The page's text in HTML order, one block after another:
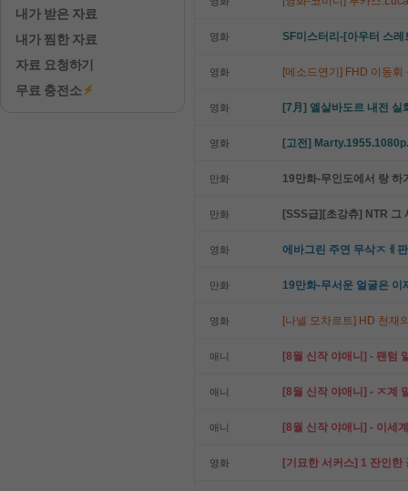
내가 받은 자료
내가 찜한 자료
자료 요청하기
무료 충전소
영화 SF미스터리-[아우터 스
영화 [메소드연기] FHD 이동
영화 [7月] 엘살바도르 내전 실
영화 [고전]
만화 19만화-무인도에서 랑 하
만화 [SSS급][초강츄] NTR 그
영화 에바그린 주연 무삭ㅈㅔ
만화 19만화-무서운 얼굴은 이
영화 [나넬 모차르트] HD 천재
애니 [8월 신작 야애니] - 팬텀
애니 [8월 신작 야애니] - ㅈ계
애니 [8월 신작 야애니] - 이세
영화 [기묘한 서커스] 1 잔인한